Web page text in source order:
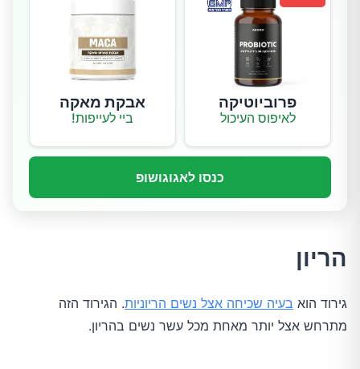
פרוביוטיקה
לאיפוס העיכול
אבקת מאקה
ביי לעייפות!
כנסו לאגוגושופ
הריון
גירוד הוא בעיה שכיחה אצל נשים הריוניות. הגירוד הזה
מתרחש אצל יותר מאחת מכל עשר נשים בהריון.